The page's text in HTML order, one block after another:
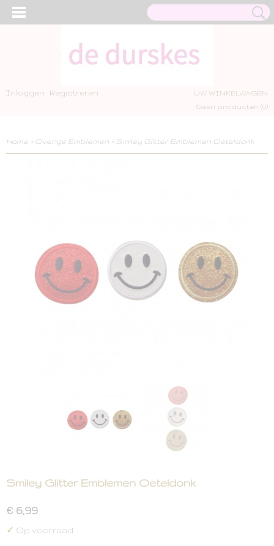
Inloggen Registreren
UW WINKELWAGEN
Geen producten (0)
Home > Overige Emblemen > Smiley Glitter Emblemen Oeteldonk
Smiley Glitter Emblemen Oeteldonk
€ 6,99
✓ Op voorraad